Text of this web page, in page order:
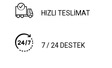
HIZLI TESLİMAT
7 / 24 DESTEK